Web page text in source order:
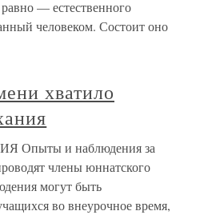
— естественного
человеком. Состоит оно
хватило
и наблюдения за
члены юннатского
могут быть
во внеурочное время,